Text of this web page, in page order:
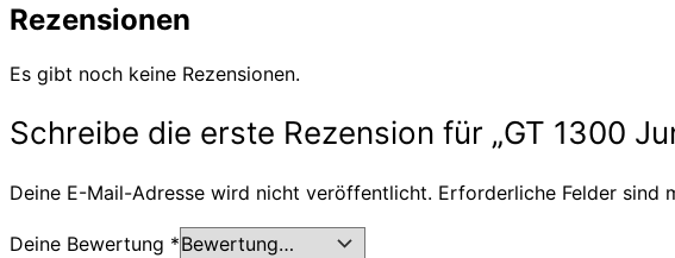
Rezensionen
Es gibt noch keine Rezensionen.
Schreibe die erste Rezension für „GT 1300
Deine E-Mail-Adresse wird nicht veröffentlicht. Erforderliche Felder sind
Deine Bewertung *